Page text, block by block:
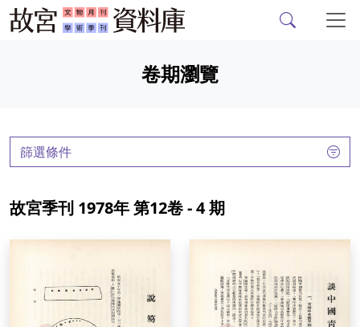
故宮文物月刊、故宮學
卷期瀏覽
篩選條件
故宮季刊 1978年 第12卷 - 4 期